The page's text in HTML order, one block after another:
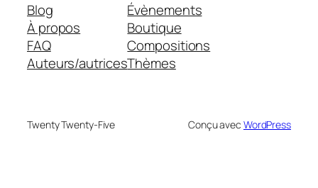
Blog
À propos
FAQ
Auteurs/autrices
Évènements
Boutique
Compositions
Thèmes
Twenty Twenty-Five Conçu avec WordPress